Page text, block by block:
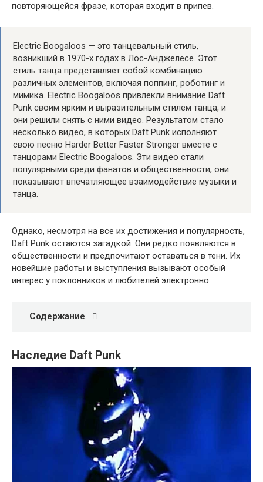
повторяющейся фразе, которая входит в припев.
Electric Boogaloos — это танцевальный стиль,
возникший в 1970-х годах в Лос-Анджелесе. Этот
стиль танца представляет собой комбинацию
различных элементов, включая поппинг, роботинг и
мимика. Electric Boogaloos привлекли внимание Daft
Punk своим ярким и выразительным стилем танца, и
они решили снять с ними видео. Результатом стало
несколько видео, в которых Daft Punk исполняют
свою песню Harder Better Faster Stronger вместе с
танцорами Electric Boogaloos. Эти видео стали
популярными среди фанатов и общественности, они
показывают впечатляющее взаимодействие музыки и
танца.
Однако, несмотря на все их достижения и популярность,
Daft Punk остаются загадкой. Они редко появляются в
общественности и предпочитают оставаться в тени. Их
новейшие работы и выступления вызывают особый
интерес у поклонников и любителей электронно
Содержание
Наследие Daft Punk